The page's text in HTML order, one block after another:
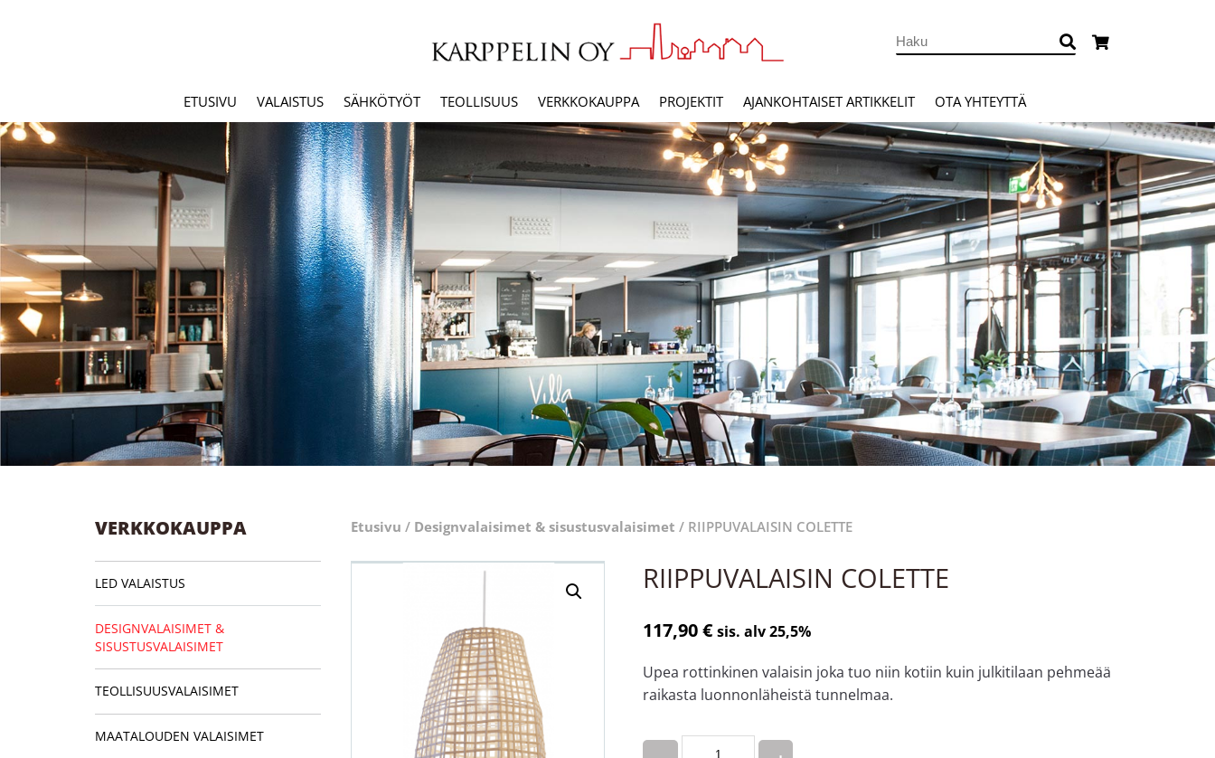
ETUSIVU VALAISTUS SÄHKÖTYÖT TEOLLISUUS VERKKOKAUPPA PROJEKTIT AJANKOHTAISET ARTIKKELIT OTA YHTEYTTÄ
VERKKOKAUPPA
LED VALAISTUS
DESIGNVALAISIMET &
SISUSTUSVALAISIMET
TEOLLISUUSVALAISIMET
MAATALOUDEN VALAISIMET
Etusivu / Designvalaisimet & sisustusvalaisimet / RIIPPUVALAISIN COLETTE
RIIPPUVALAISIN COLETTE
117,90€ sis. alv 25,5%
Upea rottinkinen valaisin joka tuo niin kotiin kuin julkitilaan pehmeää
raikasta luonnonläheistä tunnelmaa.
Quantity